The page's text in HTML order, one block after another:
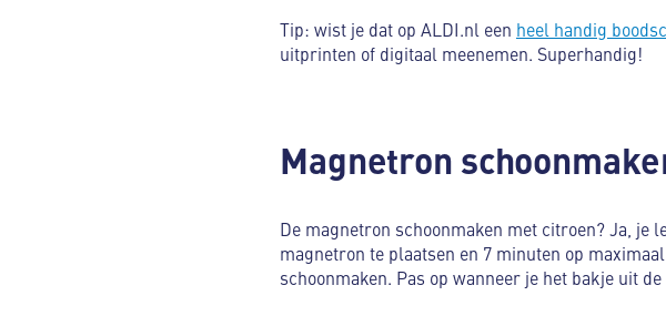
Tip: wist je dat op ALDI.nl een heel handig
uitprinten of digitaal meenemen. Superhandig!
Magnetron
De magnetron schoonmaken met citroen? Ja, je
magnetron te plaatsen en 7 minuten op
schoonmaken. Pas op wanneer je het bakje uit